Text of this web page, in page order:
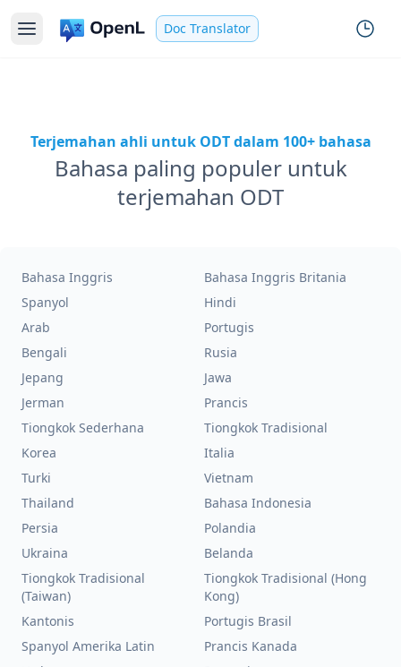
Doc Translator
Terjemahan ahli untuk ODT dalam 100+ bahasa
Bahasa paling populer untuk
terjemahan ODT
Bahasa Inggris
Bahasa Inggris Britania
Spanyol
Hindi
Arab
Portugis
Bengali
Rusia
Jepang
Jawa
Jerman
Prancis
Tiongkok Sederhana
Tiongkok Tradisional
Korea
Italia
Turki
Vietnam
Thailand
Bahasa Indonesia
Persia
Polandia
Ukraina
Belanda
Tiongkok Tradisional
(Taiwan)
Tiongkok Tradisional (Hong
Kong)
Kantonis
Portugis Brasil
Spanyol Amerika Latin
Prancis Kanada